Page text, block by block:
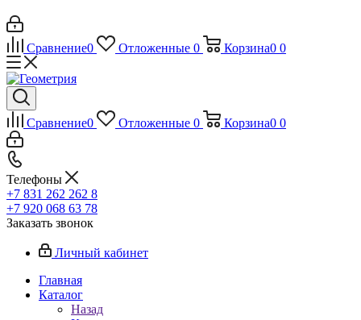
Сравнение0 Отложенные 0 Корзина0 0
Сравнение0 Отложенные 0 Корзина0 0
Телефоны
+7 831 262 262 8
+7 920 068 63 78
Заказать звонок
Личный кабинет
Главная
Каталог
Назад